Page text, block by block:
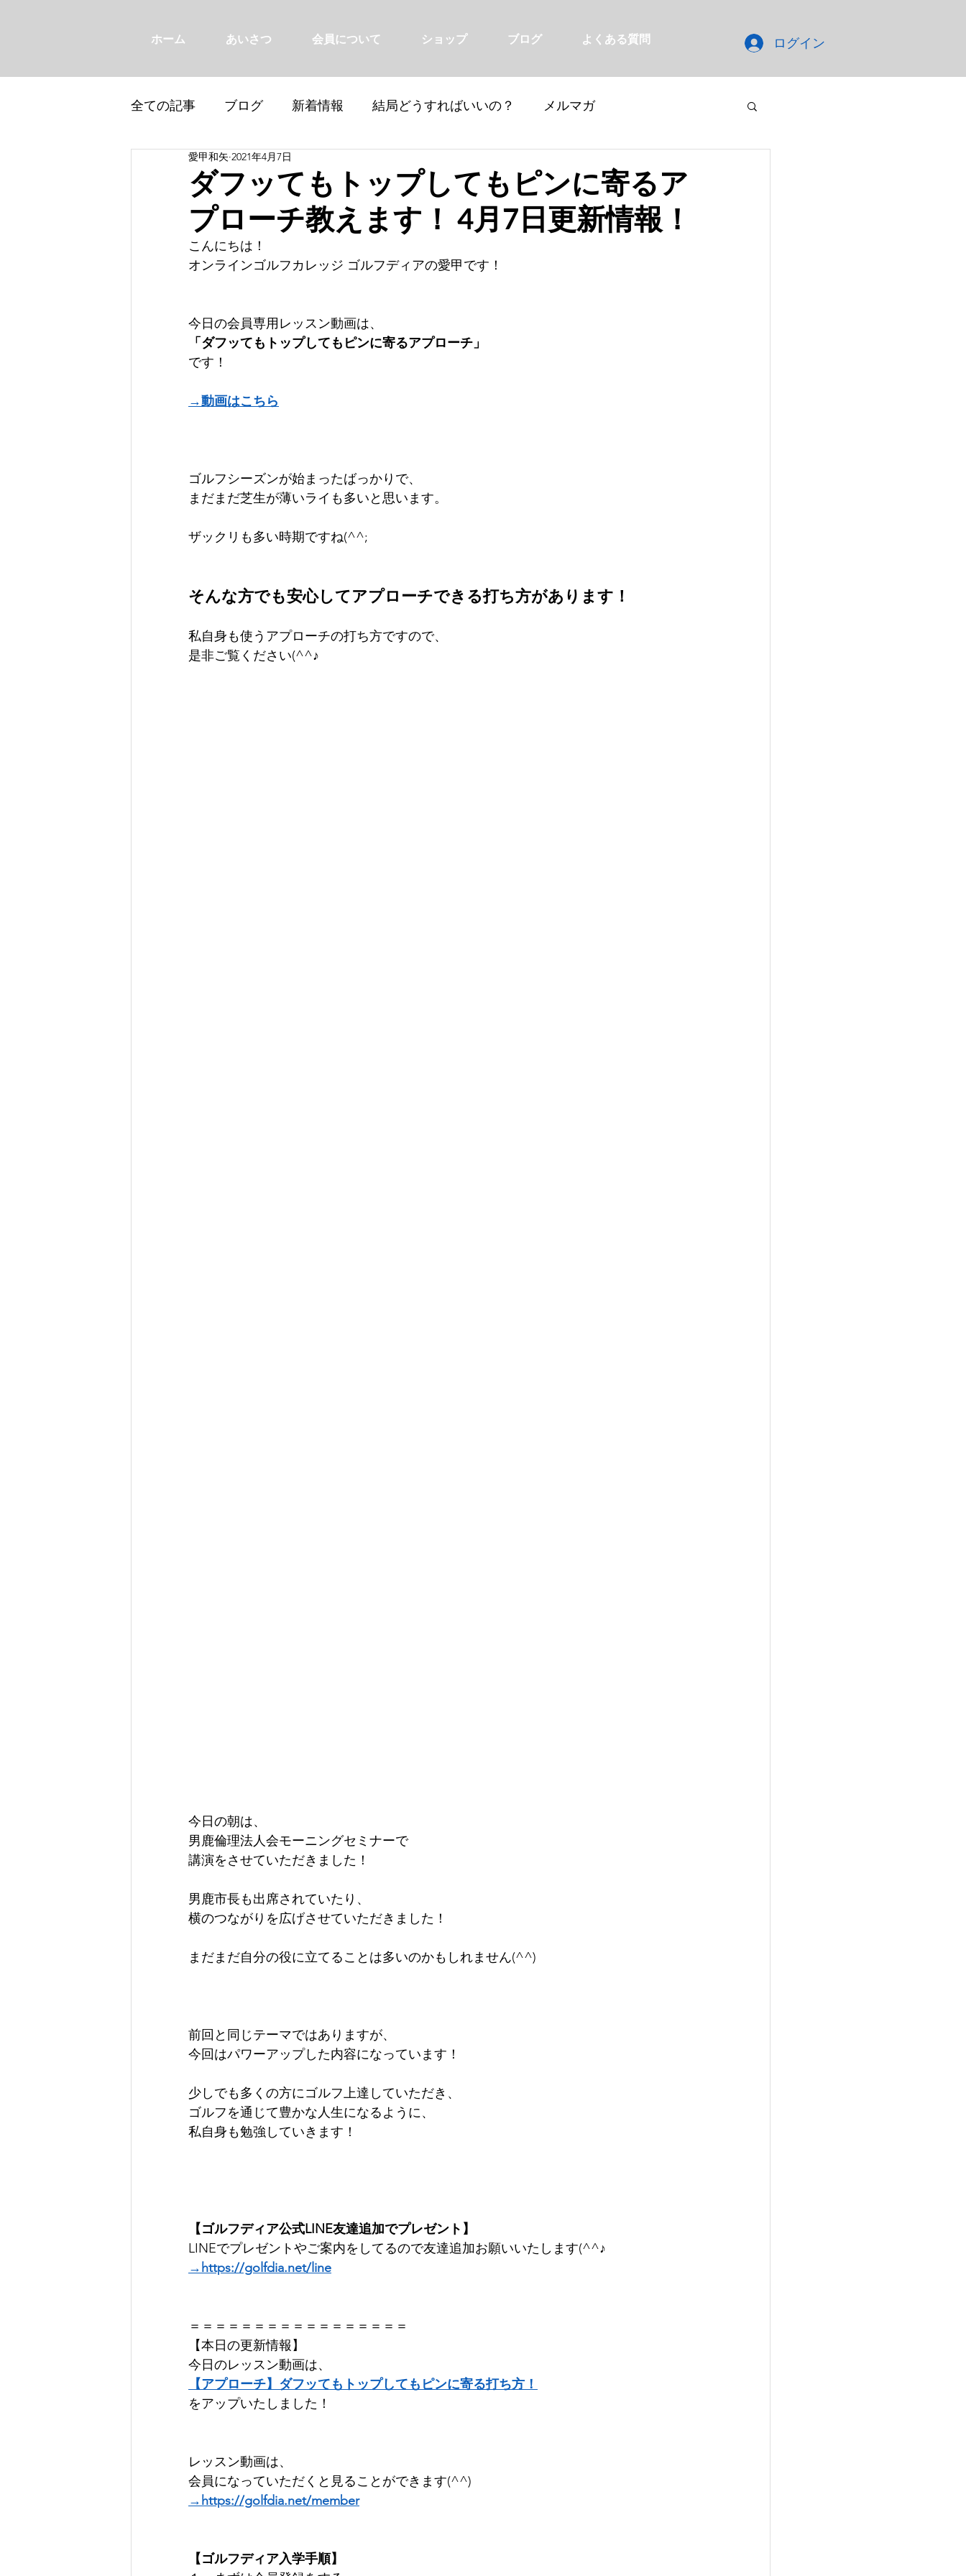
ホーム あいさつ 会員について ショップ ブログ よくある質問 ログイン
全ての記事 ブログ 新着情報 結局どうすればいいの？ メルマガ
ダフッてもトップしてもピンに寄るア
プローチ教えます！ 4月7日更新情報！
愛甲和矢 2021年4月7日
こんにちは！
オンラインゴルフカレッジ ゴルフディアの愛甲です！
今日の会員専用レッスン動画は、
「ダフッてもトップしてもピンに寄るアプローチ」
です！
→動画はこちら
ゴルフシーズンが始まったばっかりで、
まだまだ芝生が薄いライも多いと思います。
ザックリも多い時期ですね(^^;
そんな方でも安心してアプローチできる打ち方があります！
私自身も使うアプローチの打ち方ですので、
是非ご覧ください(^^♪
今日の朝は、
男鹿倫理法人会モーニングセミナーで
講演をさせていただきました！
男鹿市長も出席されていたり、
横のつながりを広げさせていただきました！
まだまだ自分の役に立てることは多いのかもしれません(^^)
前回と同じテーマではありますが、
今回はパワーアップした内容になっています！
少しでも多くの方にゴルフ上達していただき、
ゴルフを通じて豊かな人生になるように、
私自身も勉強していきます！
【ゴルフディア公式LINE友達追加でプレゼント】
LINEでプレゼントやご案内をしてるので友達追加お願いいたします(^^♪
→https://golfdia.net/line
＝＝＝＝＝＝＝＝＝＝＝＝＝＝＝＝＝
【本日の更新情報】
今日のレッスン動画は、
【アプローチ】ダフッてもトップしてもピンに寄る打ち方！
をアップいたしました！
レッスン動画は、
会員になっていただくと見ることができます(^^)
→https://golfdia.net/member
【ゴルフディア入学手順】